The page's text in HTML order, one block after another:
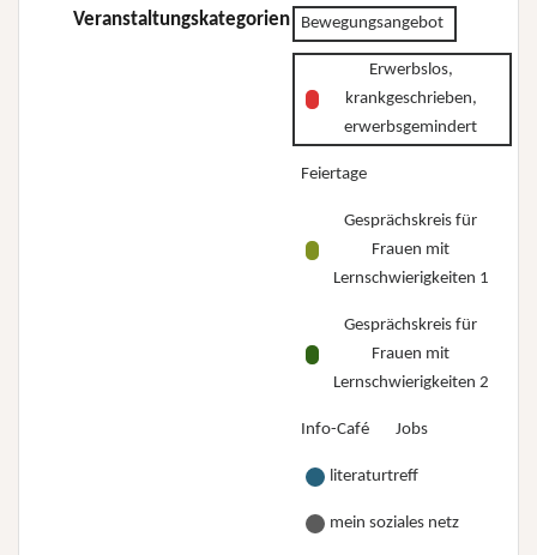
Veranstaltungskategorien Bewegungsangebot
Erwerbslos,
krankgeschrieben,
erwerbsgemindert
Feiertage
Gesprächskreis für
Frauen mit
Lernschwierigkeiten 1
Gesprächskreis für
Frauen mit
Lernschwierigkeiten 2
Info-Café Jobs
literaturtreff
mein soziales netz